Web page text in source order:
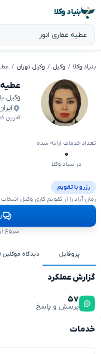
بنیاد وکلا
بنیاد وکلا وکیل وکیل تهران
عطیه
وکیل
آخرین
تعداد خدمات ارائه شده
۰
در بنیاد وکلا
رزرو با تقویم
زمانِ آزاد را از تقویمِ کاریِ وکیل
شروع از
پروفایل دیدگاه موکلین
گزارش عملکرد
۵۷
پرسش و پاسخ
خدمات